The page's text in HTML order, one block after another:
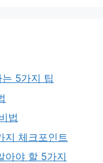
5가지 팁
법
지 체크포인트
아야 할 5가지